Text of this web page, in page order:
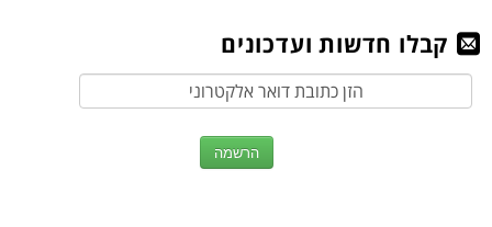
קבלו חדשות ועדכונים